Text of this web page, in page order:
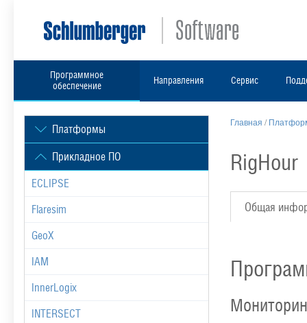
Программное
обеспечение
Направления Сервис
Платформы
Прикладное ПО
ECLIPSE
Flaresim
GeoX
IAM
InnerLogix
INTERSECT
Главная /
RigHour
Общая